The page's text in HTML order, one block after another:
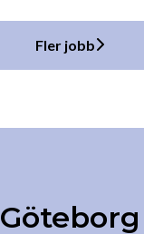
Fler jobb
Göteborg